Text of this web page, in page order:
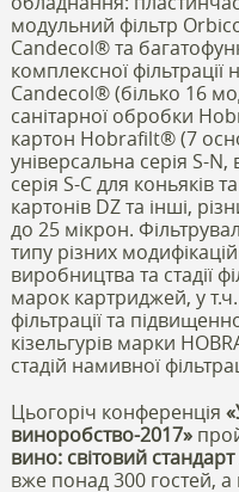
модульний фільтр
Candecol® та
комплексної фільтрації
Candecol® (білько 16
санітарної обробки
картон Hobrafilt® (7
універсальна серія S-N,
серія S-C для коньяків
картонів DZ та інші,
до 25 мікрон.
типу різних
виробництва та стадії
марок картриджей, у
фільтрації та
кізельгурів марки
стадій намивної
Цьогоріч конференція
виноробство-2017»
вино: світовий стандарт
вже понад 300 гостей,